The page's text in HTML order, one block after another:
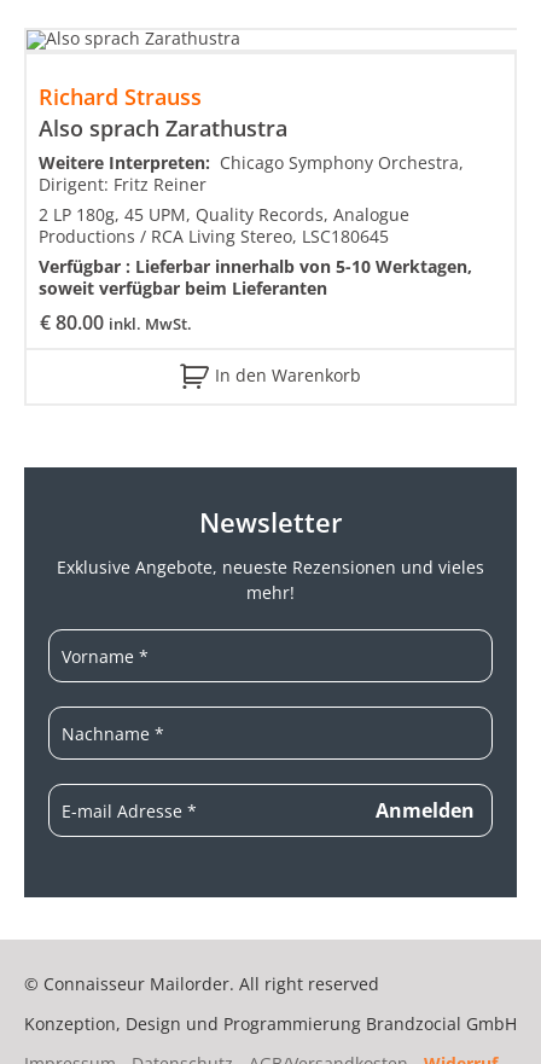
Richard Strauss
Also sprach Zarathustra
€80.00 inkl. MwSt.
Weitere Interpreten: Chicago Symphony Orchestra,
Dirigent: Fritz Reiner
2 LP 180g, 45 UPM, Quality Records, Analogue
Productions / RCA Living Stereo, LSC180645
Verfügbar : Lieferbar innerhalb von 5-10 Werktagen,
soweit verfügbar beim Lieferanten
In den Warenkorb
Newsletter
Exklusive Angebote, neueste Rezensionen und vieles
mehr!
© Connaisseur Mailorder. All right reserved
Konzeption, Design und Programmierung Brandzocial GmbH